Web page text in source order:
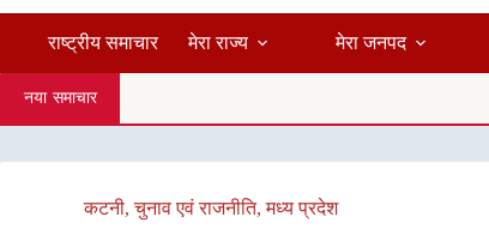
राष्ट्रीय समाचार मेरा राज्य मेरा जनपद
नया समाचार
कटनी,चुनाव एवं राजनीति,मध्य प्रदेश